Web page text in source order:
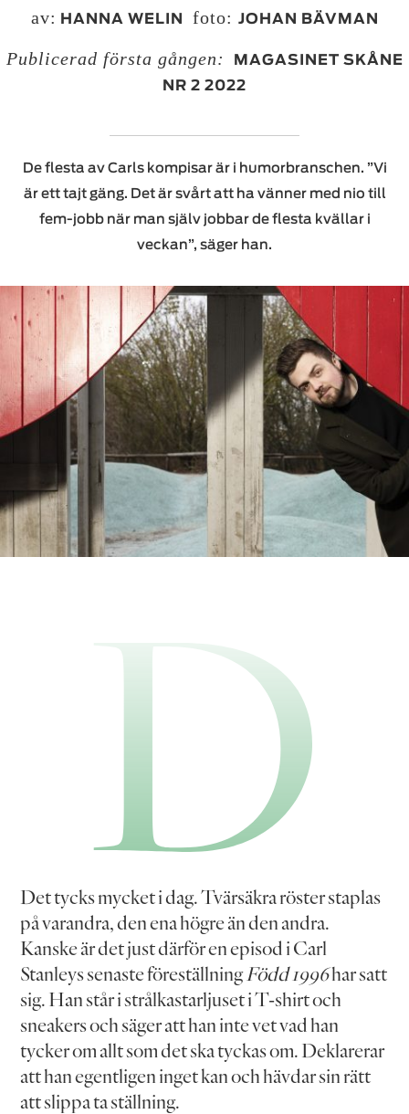
av: HANNA WELIN foto: JOHAN BÄVMAN
Publicerad första gången:
MAGASINET SKÅNE
NR 2 2022
De flesta av Carls kompisar är i humorbranschen. ”Vi
är ett tajt gäng. Det är svårt att ha vänner med nio till
fem-jobb när man själv jobbar de flesta kvällar i
veckan”, säger han.
D
Det tycks mycket i dag. Tvärsäkra röster staplas
på varandra, den ena högre än den andra.
Kanske är det just därför en episod i Carl
Stanleys senaste föreställningFödd 1996har satt
sig. Han står i strålkastarljuset i T-shirt och
sneakers och säger att han inte vet vad han
tycker om allt som det ska tyckas om. Deklarerar
att han egentligen inget kan och hävdar sin rätt
att slippa ta ställning.